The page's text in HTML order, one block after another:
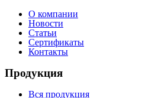
О компании
Новости
Статьи
Сертификаты
Контакты
Продукция
Вся продукция